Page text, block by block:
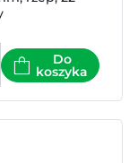
Do
koszyka